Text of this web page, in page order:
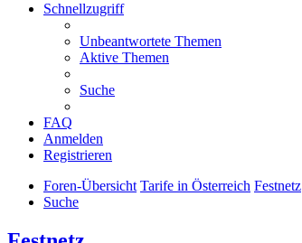
Schnellzugriff
Unbeantwortete Themen
Aktive Themen
Suche
FAQ
Anmelden
Registrieren
Foren-Übersicht Tarife in Österreich Festnetz
Suche